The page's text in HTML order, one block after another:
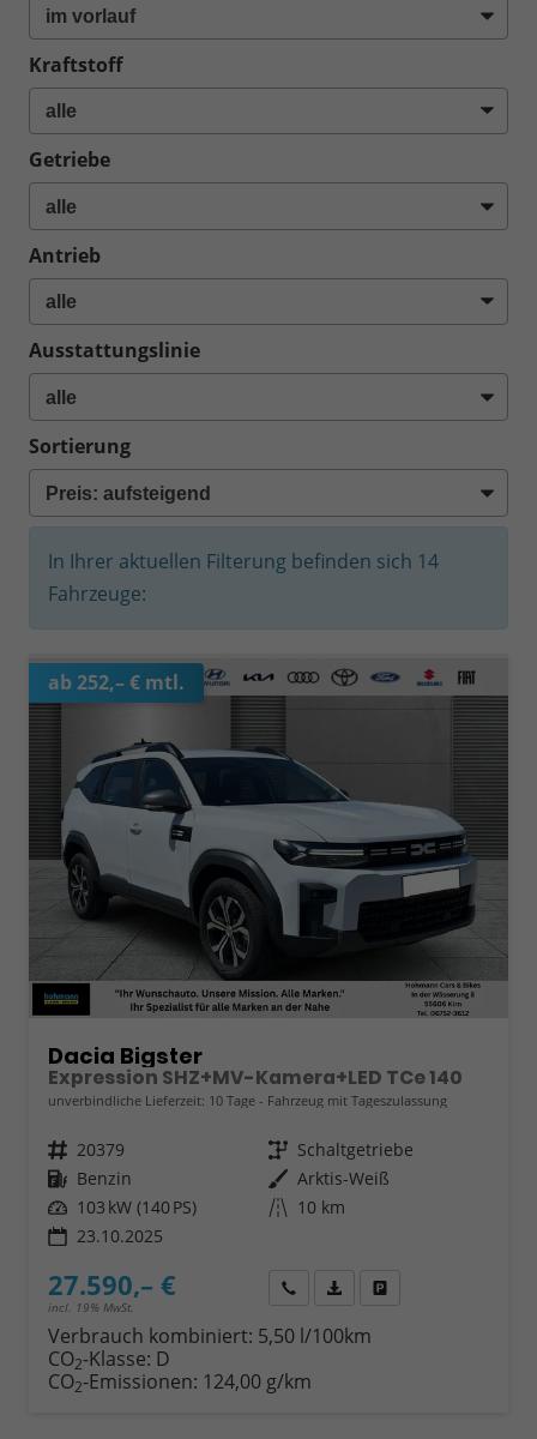
Kraftstoff
Getriebe
Antrieb
Ausstattungslinie
Sortierung
In Ihrer aktuellen Filterung befinden sich 14
Fahrzeuge:
ab 252,– € mtl.
Dacia Bigster
Expression SHZ+MV-Kamera+LED TCe 140
unverbindliche Lieferzeit: 10 Tage Fahrzeug mit Tageszulassung
Fahrzeugnr. 20379 Getriebe Schaltgetriebe
Kraftstoff Benzin Außenfarbe Arktis-Weiß
Leistung 103 kW (140 PS) Kilometerstand 10 km
23.10.2025
27.590,– €
incl. 19% MwSt.
Wir rufen Sie anFahrzeugexposé (PDF)
Verbrauch kombiniert: 5,50 l/100km
CO2-Klasse: D
CO2-Emissionen: 124,00 g/km